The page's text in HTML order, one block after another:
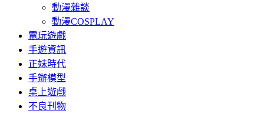
動漫雜談
動漫COSPLAY
電玩遊戲
手遊資訊
正妹時代
手辦模型
桌上遊戲
不良刊物